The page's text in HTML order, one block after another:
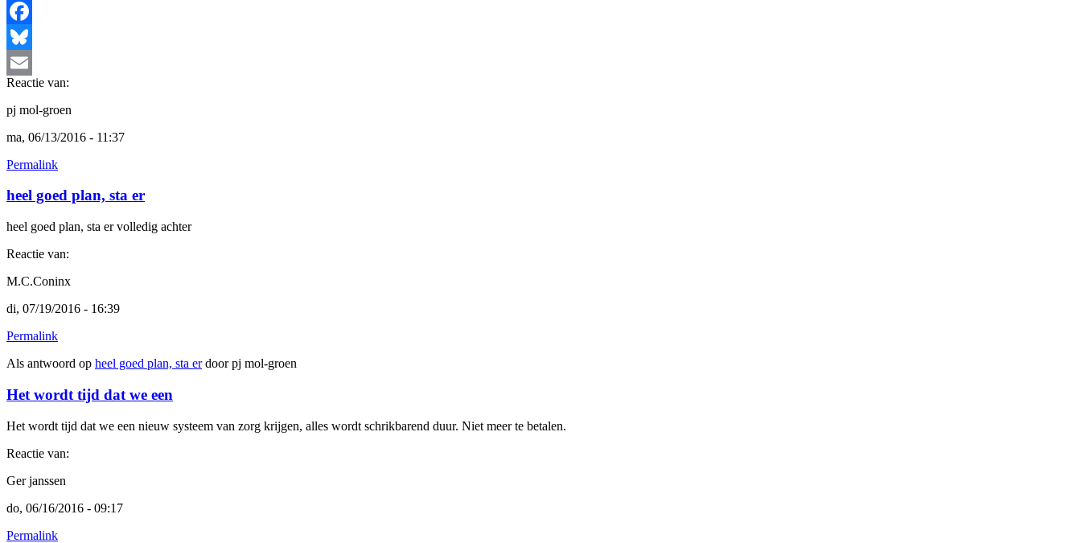
Share
Facebook
Bluesky
Email
Reactie van:
pj mol-groen
ma, 06/13/2016 - 11:37
Permalink
heel goed plan, sta er
heel goed plan, sta er volledig achter
Reactie van:
M.C.Coninx
di, 07/19/2016 - 16:39
Permalink
Als antwoord op heel goed plan, sta erdoorpj mol-groen
Het wordt tijd dat we een
Het wordt tijd dat we een nieuw systeem van zorg krijgen, alles wordt schrikbarend duur. Niet meer te betalen.
Reactie van:
Ger janssen
do, 06/16/2016 - 09:17
Permalink